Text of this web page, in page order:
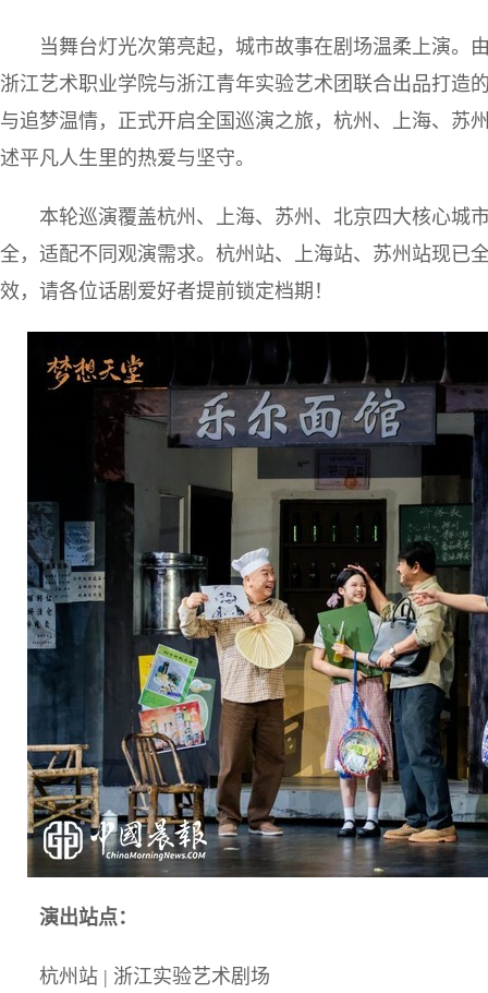
当舞台灯光次第亮起，城市故事在剧场温柔上演。
浙江艺术职业学院与浙江青年实验艺术团联合出品打造
与追梦温情，正式开启全国巡演之旅，杭州、上海、苏
述平凡人生里的热爱与坚守。
本轮巡演覆盖杭州、上海、苏州、北京四大核心城
全，适配不同观演需求。杭州站、上海站、苏州站现已
效，请各位话剧爱好者提前锁定档期！
演出站点：
杭州站 | 浙江实验艺术剧场